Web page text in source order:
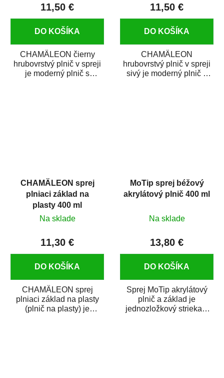
11,50 €
DO KOŠÍKA
CHAMÄLEON čierny
hrubovrstvý plnič v spreji
je moderný plnič s
11,50 €
DO KOŠÍKA
CHAMÄLEON
hrubovrstvý plnič v spreji
sivý je moderný plnič s
CHAMÄLEON sprej
plniaci základ na
plasty 400 ml
Na sklade
11,30 €
DO KOŠÍKA
CHAMÄLEON sprej
plniaci základ na plasty
(plnič na plasty) je
MoTip sprej béžový
akrylátový plnič 400 ml
Na sklade
13,80 €
DO KOŠÍKA
Sprej MoTip akrylátový
plnič a základ je
jednozložkový striekací